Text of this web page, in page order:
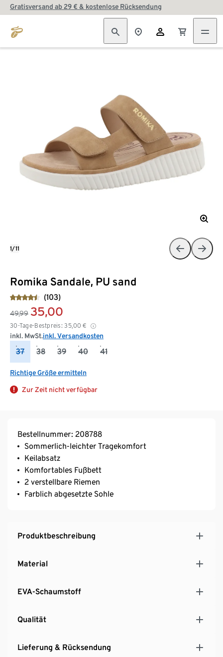
Gratisversand ab 29 € & kostenlose Rücksendung
Romika Sandale, PU sand
(103)
49,99 35,00
30-Tage-Bestpreis: 35,00 €
inkl. MwSt.inkl. Versandkosten
37 38 39 40 41
Richtige Größe ermitteln
Zur Zeit nicht verfügbar
1/11
Bestellnummer: 208788
Sommerlich-leichter Tragekomfort
Keilabsatz
Komfortables Fußbett
2 verstellbare Riemen
Farblich abgesetzte Sohle
Produktbeschreibung
Material
EVA-Schaumstoff
Qualität
Lieferung & Rücksendung